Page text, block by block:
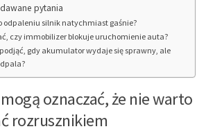
pytania
odpaleniu silnik natychmiast gaśnie?
czy immobilizer blokuje uruchomienie auta?
gdy akumulator wydaje się sprawny, ale
oznaczać, że nie warto
rozrusznikiem